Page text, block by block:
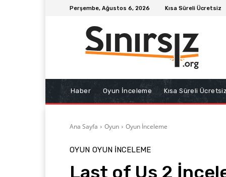
Perşembe, Ağustos 6, 2026 Kısa Süreli Ücretsiz
Haber Oyun İnceleme Kısa Süreli
Ana Sayfa Oyun Oyun İnceleme
OYUN OYUN İNCELEME
Last of Us 2